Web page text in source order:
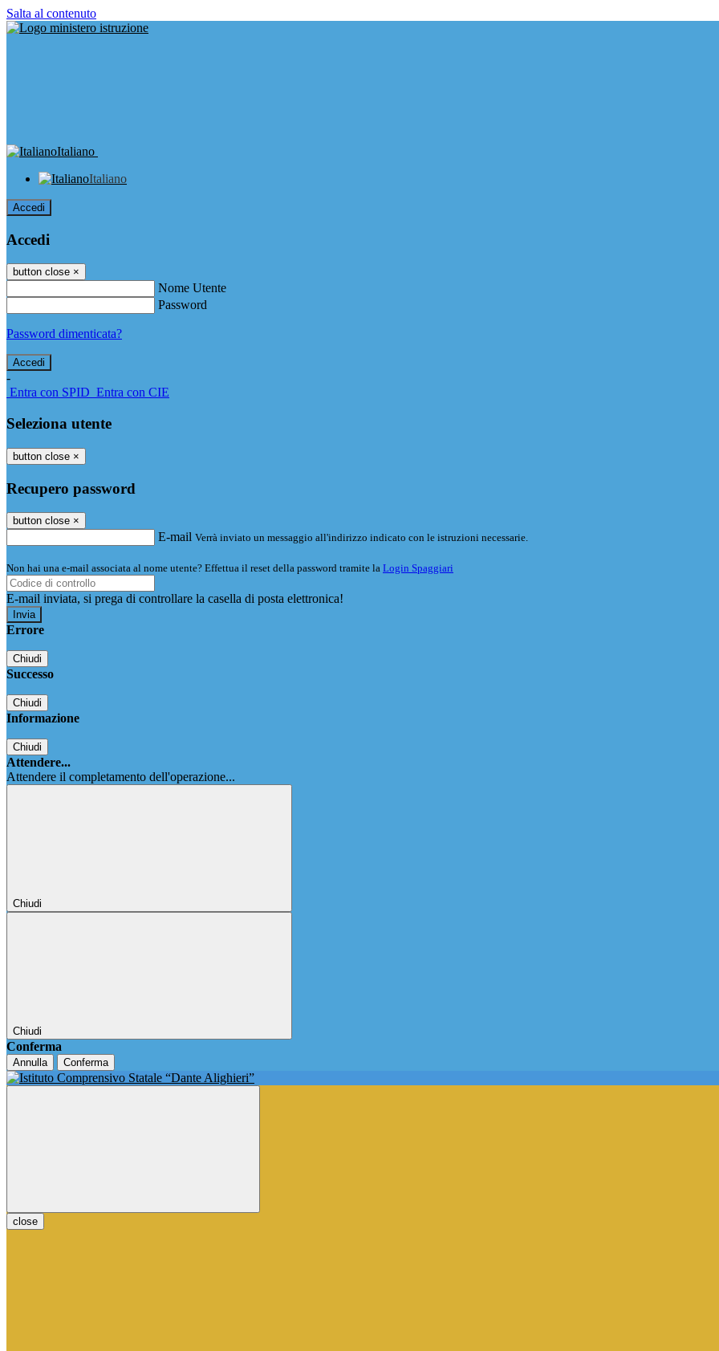
Salta al contenuto
Italiano
Italiano
Accedi
Accedi
button close ×
Nome Utente
Password
Password dimenticata?
-
Entra con SPID Entra con CIE
Seleziona utente
button close ×
Recupero password
button close ×
E-mail Verrà inviato un messaggio all'indirizzo indicato con le istruzioni necessarie.
Non hai una e-mail associata al nome utente? Effettua il reset della password tramite la Login Spaggiari
E-mail inviata, si prega di controllare la casella di posta elettronica!
Errore
Chiudi
Successo
Chiudi
Informazione
Chiudi
Attendere...
Attendere il completamento dell'operazione...
Chiudi
Chiudi
Conferma
Annulla Conferma
close